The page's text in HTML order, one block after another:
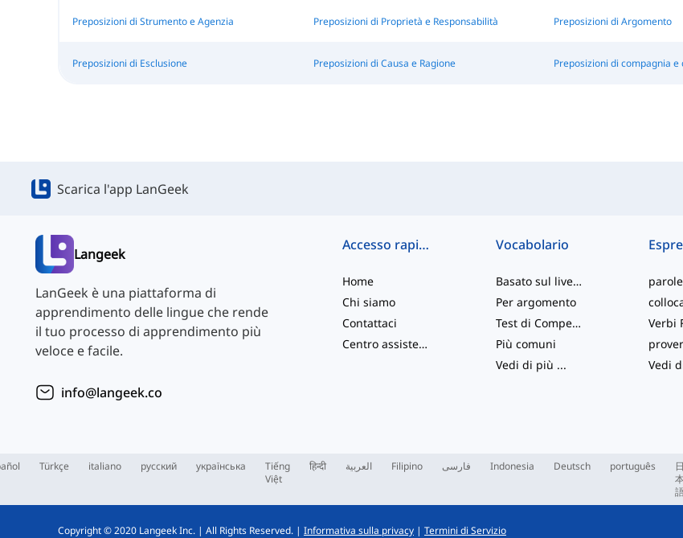
Preposizioni di Strumento e Agenzia Preposizioni di Proprietà e Responsabilità Preposizioni di Argomento
Preposizioni di Esclusione Preposizioni di Causa e Ragione Preposizioni di compagnia e
Scarica l'app LanGeek
Langeek
LanGeek è una piattaforma di
apprendimento delle lingue che rende
il tuo processo di apprendimento più
veloce e facile.
info@langeek.co
Accesso rapido
Home
Chi siamo
Contattaci
Centro assistenza
Vocabolario
Basato sul livello
Per argomento
Test di Competenza
Più comuni
Vedi di più ...
Verbi
Vedi
Türkçe italiano русский українська
Tiếng
Việt
हिन्दी العربية Filipino فارسی Indonesia Deutsch português
日
Copyright © 2020 Langeek Inc. | All Rights Reserved. | Informativa sulla privacy | Termini di Servizio